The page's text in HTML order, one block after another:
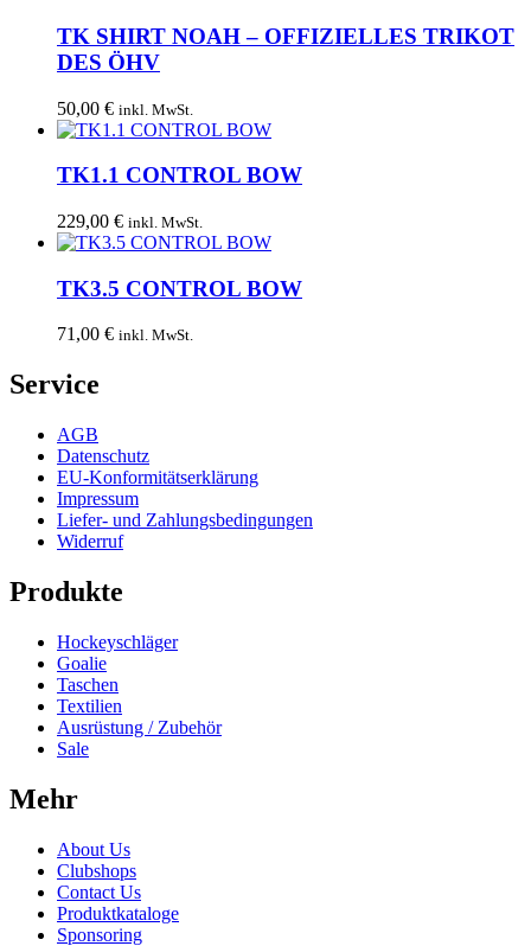
TK SHIRT NOAH – OFFIZIELLES TRIKOT
DES ÖHV
50,00 € inkl. MwSt.
TK1.1 CONTROL BOW
229,00 € inkl. MwSt.
TK3.5 CONTROL BOW
71,00 € inkl. MwSt.
Service
AGB
Datenschutz
EU-Konformitätserklärung
Impressum
Liefer- und Zahlungsbedingungen
Widerruf
Produkte
Hockeyschläger
Goalie
Taschen
Textilien
Ausrüstung / Zubehör
Sale
Mehr
About Us
Clubshops
Contact Us
Produktkataloge
Sponsoring